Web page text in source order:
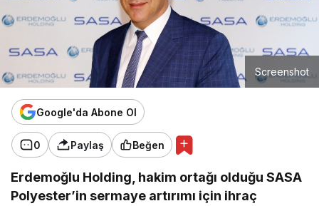
Screenshot
Google'da Abone Ol
0 Paylaş Beğen
Erdemoğlu Holding, hakim ortağı olduğu SASA
Polyester’in sermaye artırımı için ihraç